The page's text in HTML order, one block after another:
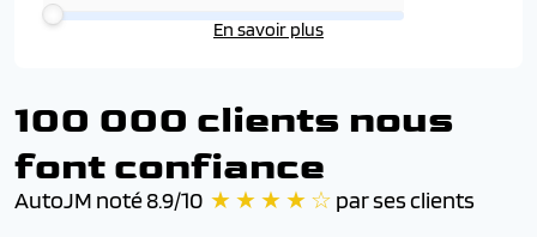
En savoir plus
100 000 clients nous
font confiance
AutoJM noté 8.9/10 ★ ★ ★ ★ ☆ par ses clients